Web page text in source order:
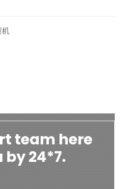
机
team here
by 24*7.